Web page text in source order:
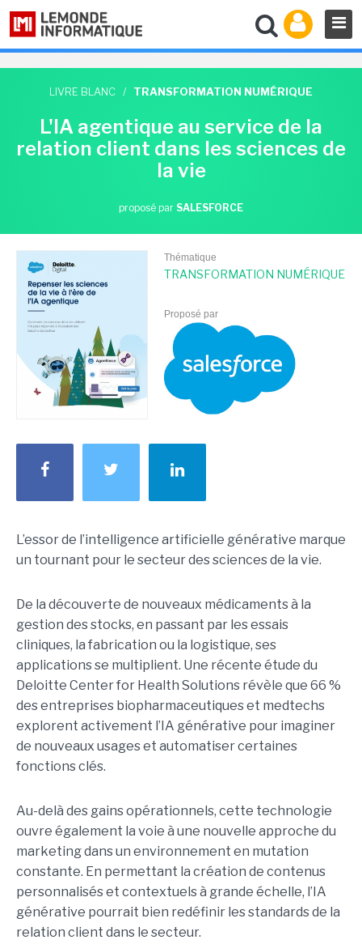
LIVRE BLANC / TRANSFORMATION NUMÉRIQUE
L'IA agentique au service de la
relation client dans les sciences de
la vie
proposé par SALESFORCE
Thématique
TRANSFORMATION NUMÉRIQUE
Proposé par
L’essor de l’intelligence artificielle générative marque
un tournant pour le secteur des sciences de la vie.
De la découverte de nouveaux médicaments à la
gestion des stocks, en passant par les essais
cliniques, la fabrication ou la logistique, ses
applications se multiplient. Une récente étude du
Deloitte Center for Health Solutions révèle que 66 %
des entreprises biopharmaceutiques et medtechs
explorent activement l’IA générative pour imaginer
de nouveaux usages et automatiser certaines
fonctions clés.
Au-delà des gains opérationnels, cette technologie
ouvre également la voie à une nouvelle approche du
marketing dans un environnement en mutation
constante. En permettant la création de contenus
personnalisés et contextuels à grande échelle, l’IA
générative pourrait bien redéfinir les standards de la
relation client dans le secteur.